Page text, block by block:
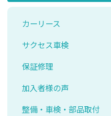
カーリース
サクセス車検
保証修理
加入者様の声
整備・車検・部品取付